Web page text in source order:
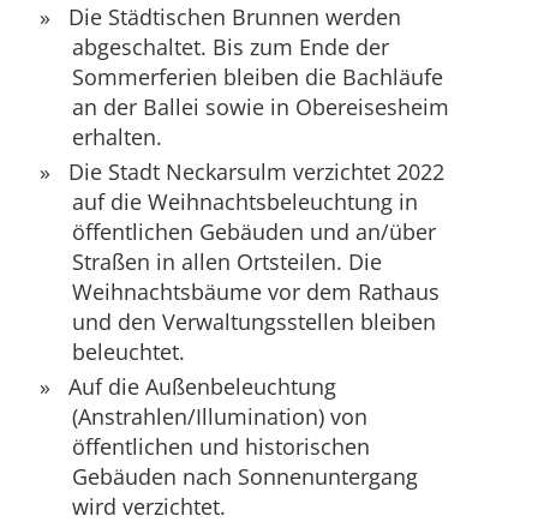
Die Städtischen Brunnen werden
abgeschaltet. Bis zum Ende der
Sommerferien bleiben die Bachläufe
an der Ballei sowie in Obereisesheim
erhalten.
Die Stadt Neckarsulm verzichtet 2022
auf die Weihnachtsbeleuchtung in
öffentlichen Gebäuden und an/über
Straßen in allen Ortsteilen. Die
Weihnachtsbäume vor dem Rathaus
und den Verwaltungsstellen bleiben
beleuchtet.
Auf die Außenbeleuchtung
(Anstrahlen/Illumination) von
öffentlichen und historischen
Gebäuden nach Sonnenuntergang
wird verzichtet.